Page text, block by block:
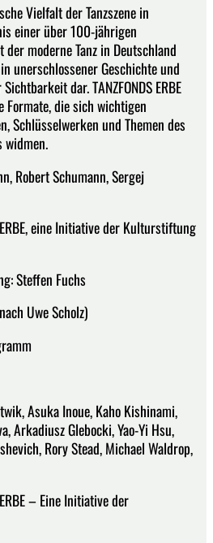
Vielfalt der Tanzszene in
einer über 100-jährigen
moderne Tanz in Deutschland
unerschlossener Geschichte und
dar. TANZFONDS ERBE
die sich wichtigen
Schlüsselwerken und Themen des
widmen.
Robert Schumann, Sergej
eine Initiative der Kulturstiftung
Steffen Fuchs
Uwe Scholz)
Asuka Inoue, Kaho Kishinami,
Arkadiusz Glebocki, Yao-Yi Hsu,
Rory Stead, Michael Waldrop,
– Eine Initiative der